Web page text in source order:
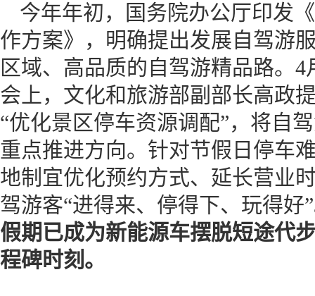
今年年初，国务院办公厅印发
作方案》，明确提出发展自驾游
区域、高品质的自驾游精品路。
会上，文化和旅游部副部长高政
“优化景区停车资源调配”，将自
重点推进方向。针对节假日停车
地制宜优化预约方式、延长营业
驾游客“进得来、停得下、玩得好
假期已成为新能源车摆脱短途代
程碑时刻 。